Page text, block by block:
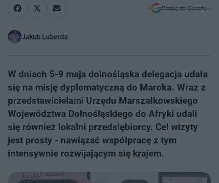
Dodaj do Google
Jakub Luberda
W dniach 5-9 maja dolnośląska delegacja udała
się na misję dyplomatyczną do Maroka. Wraz z
przedstawicielami Urzędu Marszałkowskiego
Województwa Dolnośląskiego do Afryki udali
się również lokalni przedsiębiorcy. Cel wizyty
jest prosty - nawiązać współpracę z tym
intensywnie rozwijającym się krajem.